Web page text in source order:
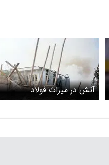
آتش در میراث فولاد